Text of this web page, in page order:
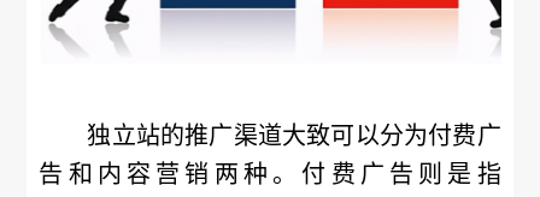
独立站的推广渠道大致可以分为付费广
告和内容营销两种。付费广告则是指